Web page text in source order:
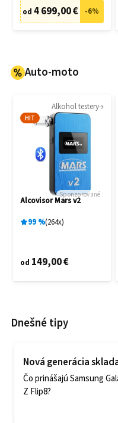
od 4 699,00 € -6%
Auto-moto
Alkohol testery
HIT
Sponzorované
Alcovisor Mars v2
99% 264x
od 149,00 €
Dnešné tipy
Nová generácia
Čo prinášajú Samsung
Z Flip8?